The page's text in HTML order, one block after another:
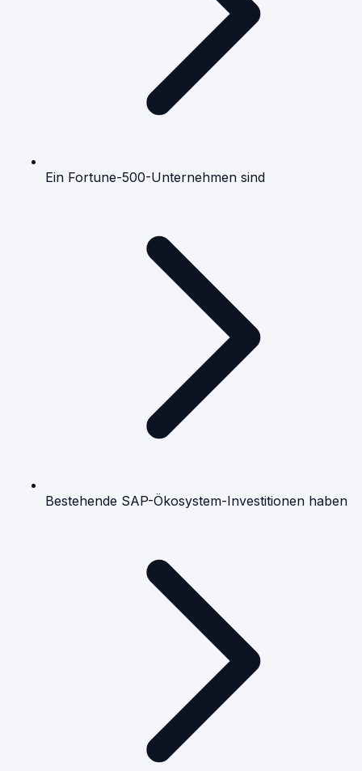
Ein Fortune-500-Unternehmen sind
Bestehende SAP-Ökosystem-Investitionen haben